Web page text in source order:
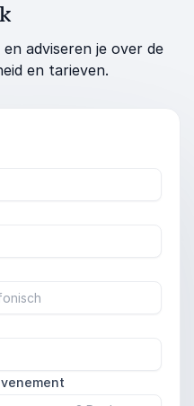
adviseren je over de
en tarieven.